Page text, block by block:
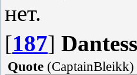
нет.
[187] Dantess
Quote (CaptainBleikk)